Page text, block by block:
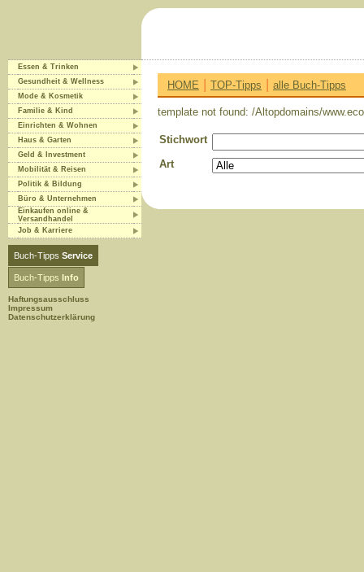
Essen & Trinken
Gesundheit & Wellness
Mode & Kosmetik
Familie & Kind
Einrichten & Wohnen
Haus & Garten
Geld & Investment
Mobilität & Reisen
Politik & Bildung
Büro & Unternehmen
Einkaufen online &
Versandhandel
Job & Karriere
Buch-Tipps Service
Buch-Tipps Info
Haftungsausschluss
Impressum
Datenschutzerklärung
HOME | TOP-Tipps | alle Buch-Tipps
template not found: /Altopdomains/
Stichwort
Art